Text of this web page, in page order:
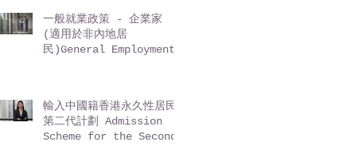
一般就業政策 - 企業家
(適用於非內地居
民)General Employment
residents)
輸入中國籍香港永久性居民
第二代計劃 Admission
Scheme for the Second-